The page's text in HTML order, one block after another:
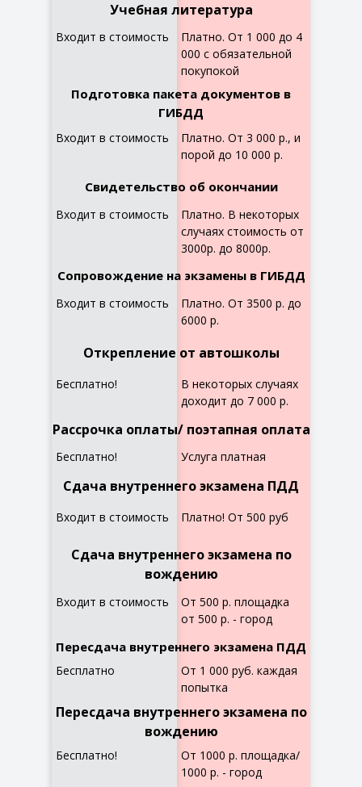
Подготовка пакета документов в
ГИБДД
Открепление от автошколы
Входит в стоимость
Платно. От 3 000 р., и
порой до 10 000 р.
Свидетельство об окончании
Сопровождение на экзамены в ГИБДД
Учебная литература
Платно. В некоторых
случаях стоимость от
3000р. до 8000р.
Входит в стоимость
Платно. От 3500 р. до
6000 р.
Платно. От 1 000 до 4
000 с обязательной
покупокой
В некоторых случаях
доходит до 7 000 р.
Бесплатно!
Входит в стоимость
Сдача внутреннего экзамена ПДД
Рассрочка оплаты/ поэтапная оплата
Бесплатно!
Услуга платная
Платно! От 500 руб
Сдача внутреннего экзамена по
вождению
От 1000 р. площадка/
1000 р. - город
Входит в стоимость
Пересдача внутреннего экзамена ПДД
От 1 000 руб. каждая
попытка
Входит в стоимость
Пересдача внутреннего экзамена по
вождению
Бесплатно
От 500 р. площадка
от 500 р. - город
Бесплатно!
Входит в стоимость